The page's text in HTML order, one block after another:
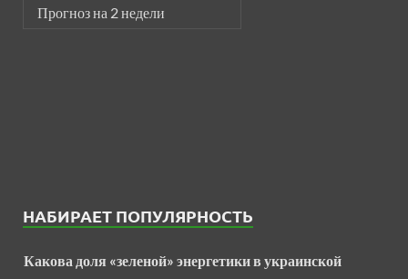
Прогноз на 2 недели
НАБИРАЕТ ПОПУЛЯРНОСТЬ
Какова доля «зеленой» энергетики в украинской